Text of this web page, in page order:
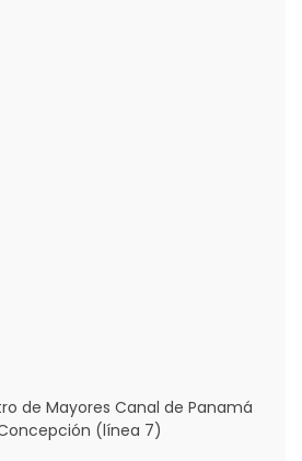
de Mayores Canal de Panamá
(línea 7)